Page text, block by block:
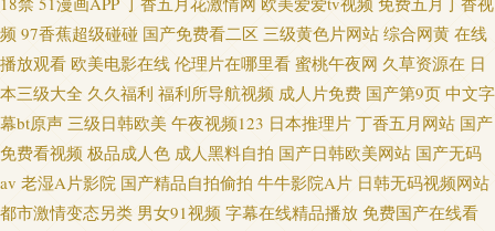
频 97香蕉超级碰碰 国产免费看二区 三级黄色片网站 综合网黄 在线
播放观看 欧美电影在线 伦理片在哪里看 蜜桃午夜网 久草资源在 日
本三级大全 久久福利 福利所导航视频 成人片免费 国产第9页 中文字
幕bt原声 三级日韩欧美 午夜视频123 日本推理片 丁香五月网站 国产
免费看视频 极品成人色 成人黑料自拍 国产日韩欧美网站 国产无码
av 老湿A片影院 国产精品自拍偷拍 牛牛影院A片 日韩无码视频网站
都市激情变态另类 男女91视频 字幕在线精品播放 免费国产在线看